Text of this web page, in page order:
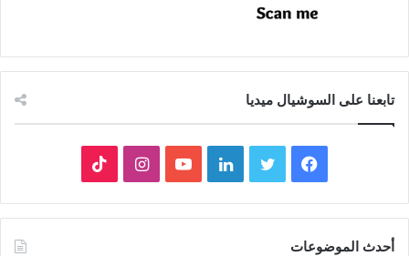
تابعنا على السوشيال ميديا
فيسبوك تويتر لينكدإنيوتيوبانستقرام
أحدث الموضوعات